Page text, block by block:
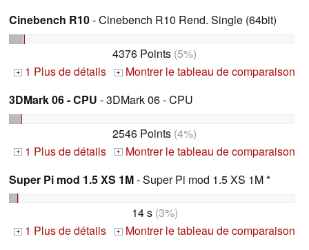
Cinebench R10- Cinebench R10 Rend. Single (64bit)
4376 Points (5%)
+ 1 Plus de détails + Montrer le tableau de comparaison
3DMark 06 - CPU - 3DMark 06 - CPU
2546 Points (4%)
+ 1 Plus de détails + Montrer le tableau de comparaison
Super Pi mod 1.5 XS 1M- Super Pi mod 1.5 XS 1M *
14 s(3%)
+ 1 Plus de détails + Montrer le tableau de comparaison